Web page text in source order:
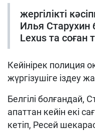
жергілікті
Илья Старухин
Lexus та соған
Кейінірек полиция
жүргізушіге іздеу
Белгілі болғандай,
апаттан кейін екі
кетіп, Ресей